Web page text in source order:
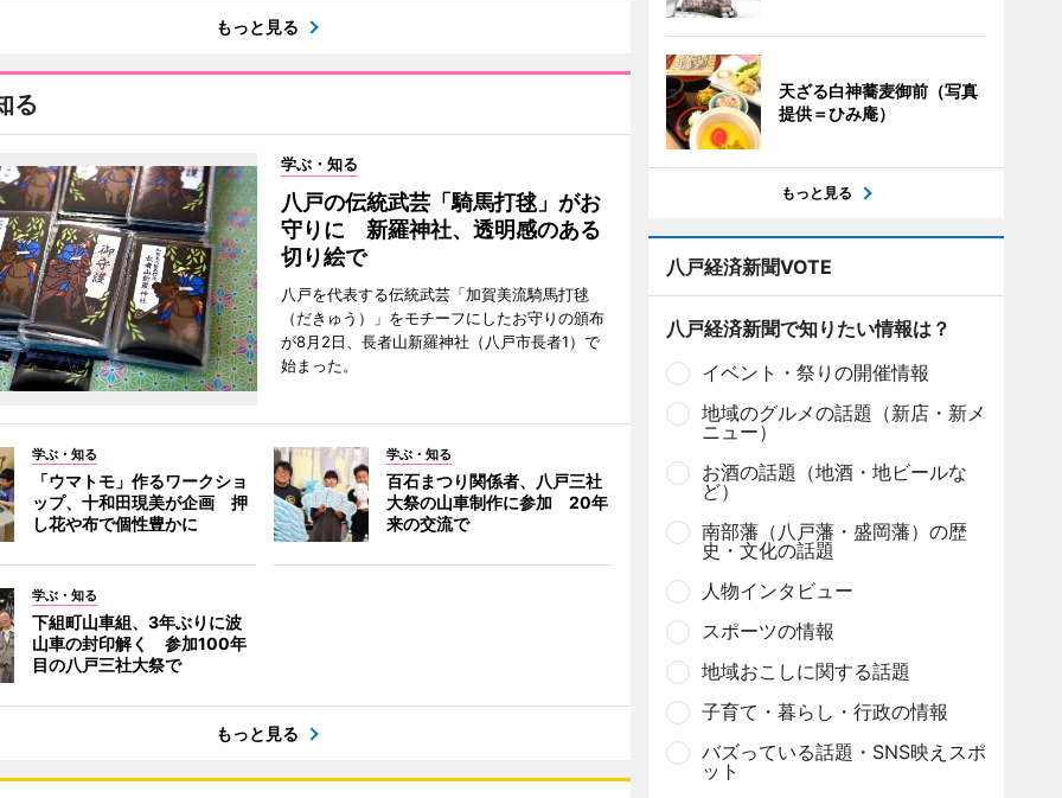
もっと見る
る
学ぶ・知る
八戸の伝統武芸「騎馬打毬」がお
守りに 新羅神社、透明感のある
切り絵で
八戸を代表する伝統武芸「加賀美流騎馬打毬
（だきゅう）」をモチーフにしたお守りの頒布
が8月2日、長者山新羅神社（八戸市長者1）で
始まった。
学ぶ・知る
「ウマトモ」作るワークショ
ップ、十和田現美が企画 押
し花や布で個性豊かに
学ぶ・知る
百石まつり関係者、八戸三社
大祭の山車制作に参加 20年
来の交流で
学ぶ・知る
下組町山車組、3年ぶりに波
山車の封印解く 参加100年
目の八戸三社大祭で
もっと見る
天ざる白神蕎麦御前（写真
提供＝ひみ庵）
もっと見る
八戸経済新聞VOTE
八戸経済新聞で知りたい情報は？
イベント・祭りの開催情報
地域のグルメの話題（新店・新メ
ニュー）
お酒の話題（地酒・地ビールな
ど）
南部藩（八戸藩・盛岡藩）の歴
史・文化の話題
人物インタビュー
スポーツの情報
地域おこしに関する話題
子育て・暮らし・行政の情報
バズっている話題・SNS映えスポ
ット